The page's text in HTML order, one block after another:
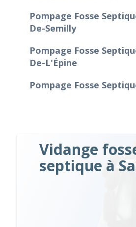
Pompage Fosse
De-Semilly
Pompage Fosse
De-L'Épine
Pompage Fosse
Vidange
septique à